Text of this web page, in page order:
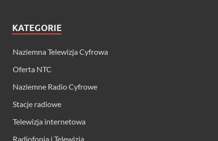
KATEGORIE
Naziemna Telewizja Cyfrowa
Oferta NTC
Naziemne Radio Cyfrowe
Stacje radiowe
Telewizja internetowa
Radiofonia i Telewizja